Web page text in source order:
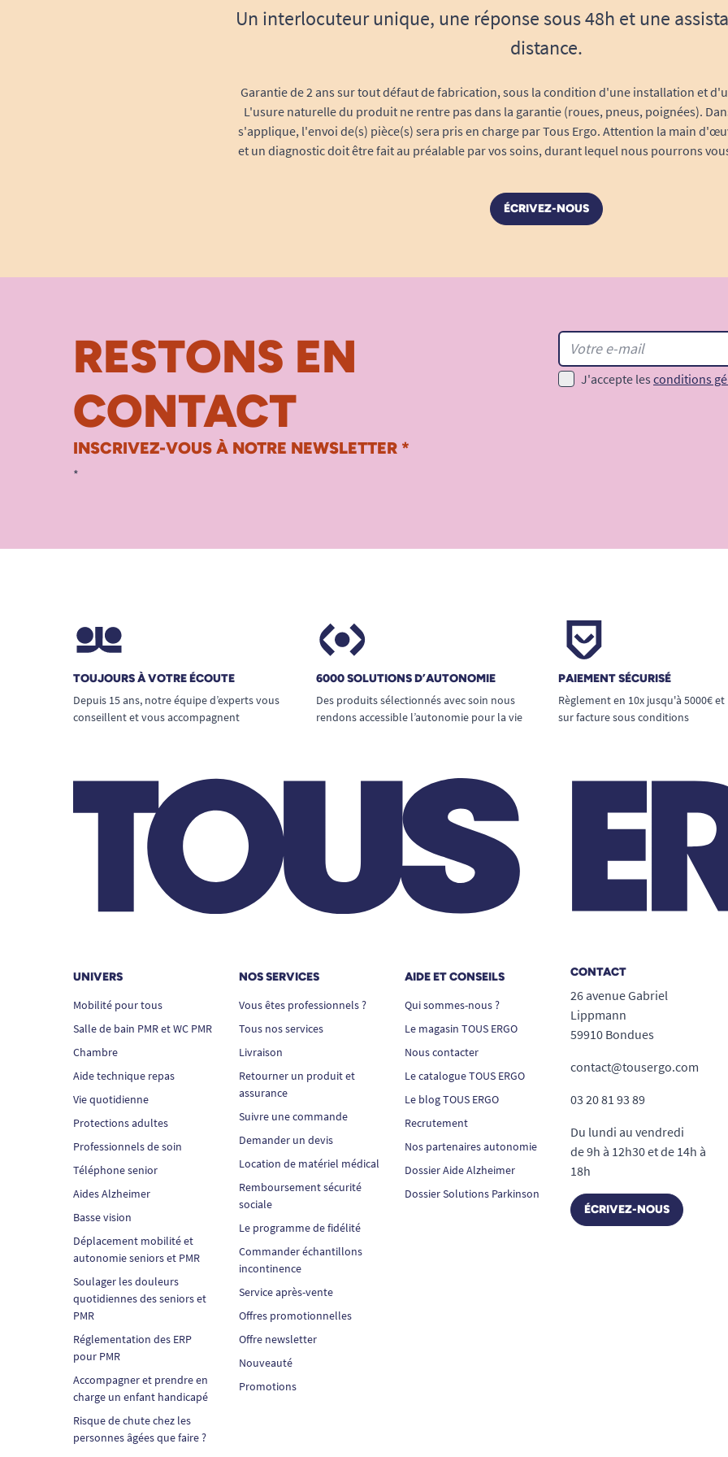
Un interlocuteur unique, une réponse sous 48h et une
distance.
Garantie de 2 ans sur tout défaut de fabrication, sous la condition d'une installation et
L'usure naturelle du produit ne rentre pas dans la garantie (roues, pneus, poignées).
s'applique, l'envoi de(s) pièce(s) sera pris en charge par Tous Ergo. Attention la main
et un diagnostic doit être fait au préalable par vos soins, durant lequel nous pourrons
ÉCRIVEZ-NOUS
RESTONS EN
CONTACT
INSCRIVEZ-VOUS À NOTRE NEWSLETTER *
*
J'accepte les conditions
TOUJOURS À VOTRE ÉCOUTE
Depuis 15 ans, notre équipe d’experts vous
conseillent et vous accompagnent
6000 SOLUTIONS D’AUTONOMIE
Des produits sélectionnés avec soin nous
rendons accessible l’autonomie pour la vie
PAIEMENT SÉCURISÉ
Règlement en 10x jusqu'à 5000€
sur facture sous conditions
UNIVERS
Mobilité pour tous
Salle de bain PMR et WC PMR
Chambre
Aide technique repas
Vie quotidienne
Protections adultes
Professionnels de soin
Téléphone senior
Aides Alzheimer
Basse vision
Déplacement mobilité et
autonomie seniors et PMR
Soulager les douleurs
quotidiennes des seniors et
PMR
Réglementation des ERP
pour PMR
Accompagner et prendre en
charge un enfant handicapé
Risque de chute chez les
personnes âgées que faire ?
NOS SERVICES
Vous êtes professionnels ?
Tous nos services
Livraison
Retourner un produit et
assurance
Suivre une commande
Demander un devis
Location de matériel médical
Remboursement sécurité
sociale
Le programme de fidélité
Commander échantillons
incontinence
Service après-vente
Offres promotionnelles
Offre newsletter
Nouveauté
Promotions
AIDE ET CONSEILS
Qui sommes-nous ?
Le magasin TOUS ERGO
Nous contacter
Le catalogue TOUS ERGO
Le blog TOUS ERGO
Recrutement
Nos partenaires autonomie
Dossier Aide Alzheimer
Dossier Solutions Parkinson
CONTACT
26 avenue Gabriel
Lippmann
59910 Bondues
contact@tousergo.com
03 20 81 93 89
Du lundi au vendredi
de 9h à 12h30 et de 14h à
18h
ÉCRIVEZ-NOUS